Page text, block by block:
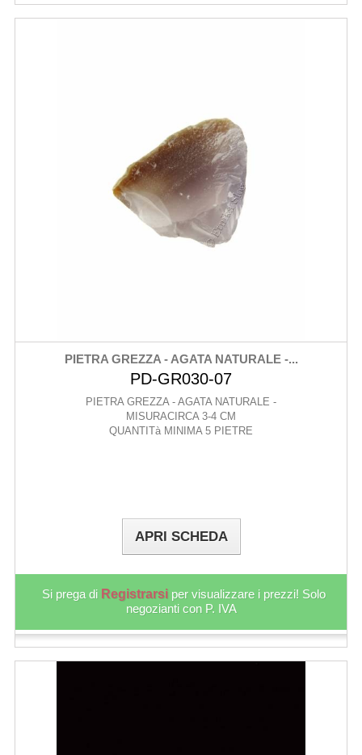
PIETRA GREZZA - AGATA NATURALE -...
PD-GR030-07
PIETRA GREZZA - AGATA NATURALE -
MISURACIRCA 3-4 CM
QUANTITà MINIMA 5 PIETRE
APRI SCHEDA
Si prega di Registrarsi per visualizzare i prezzi! Solo
negozianti con P. IVA